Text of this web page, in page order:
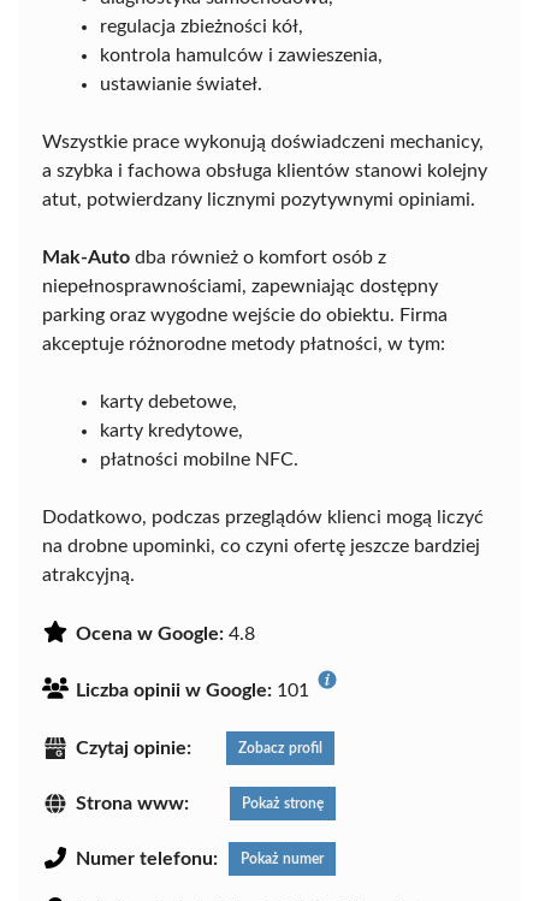
regulacja zbieżności kół,
kontrola hamulców i zawieszenia,
ustawianie świateł.
Wszystkie prace wykonują doświadczeni mechanicy,
a szybka i fachowa obsługa klientów stanowi kolejny
atut, potwierdzany licznymi pozytywnymi opiniami.
Mak-Auto dba również o komfort osób z
niepełnosprawnościami, zapewniając dostępny
parking oraz wygodne wejście do obiektu. Firma
akceptuje różnorodne metody płatności, w tym:
karty debetowe,
karty kredytowe,
płatności mobilne NFC.
Dodatkowo, podczas przeglądów klienci mogą liczyć
na drobne upominki, co czyni ofertę jeszcze bardziej
atrakcyjną.
Ocena w Google: 4.8
Liczba opinii w Google: 101
Czytaj opinie: Zobacz profil
Strona www: Pokaż stronę
Numer telefonu: Pokaż numer